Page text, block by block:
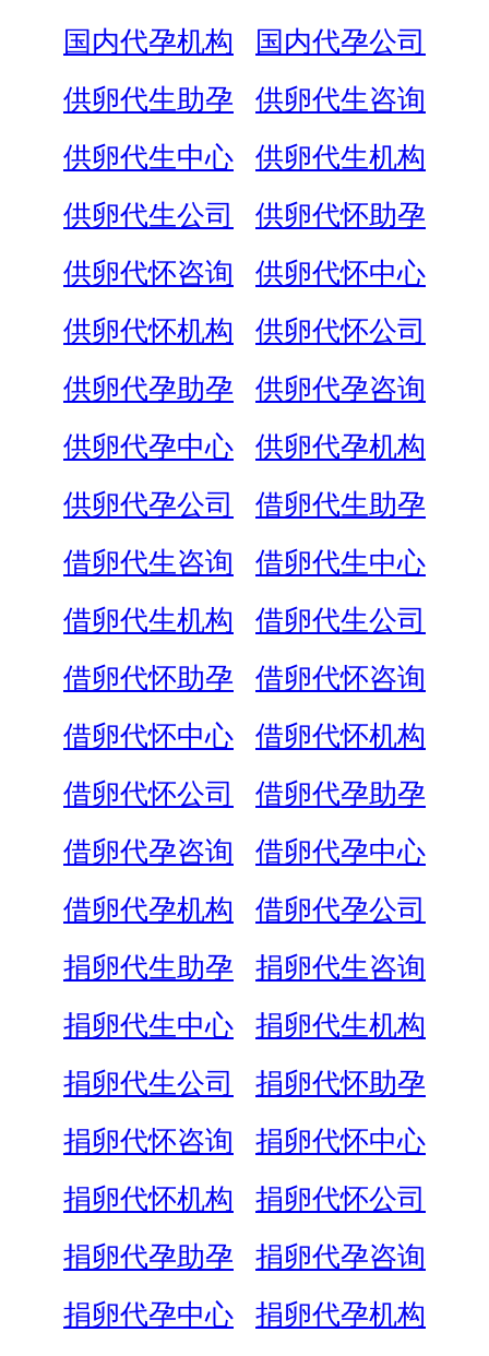
国内代孕机构
国内代孕公司
供卵代生助孕
供卵代生咨询
供卵代生中心
供卵代生机构
供卵代生公司
供卵代怀助孕
供卵代怀咨询
供卵代怀中心
供卵代怀机构
供卵代怀公司
供卵代孕助孕
供卵代孕咨询
供卵代孕中心
供卵代孕机构
供卵代孕公司
借卵代生助孕
借卵代生咨询
借卵代生中心
借卵代生机构
借卵代生公司
借卵代怀助孕
借卵代怀咨询
借卵代怀中心
借卵代怀机构
借卵代怀公司
借卵代孕助孕
借卵代孕咨询
借卵代孕中心
借卵代孕机构
借卵代孕公司
捐卵代生助孕
捐卵代生咨询
捐卵代生中心
捐卵代生机构
捐卵代生公司
捐卵代怀助孕
捐卵代怀咨询
捐卵代怀中心
捐卵代怀机构
捐卵代怀公司
捐卵代孕助孕
捐卵代孕咨询
捐卵代孕中心
捐卵代孕机构